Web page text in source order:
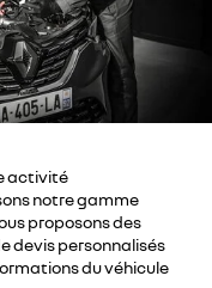
activité
notre gamme
proposons des
devis personnalisés
du véhicule